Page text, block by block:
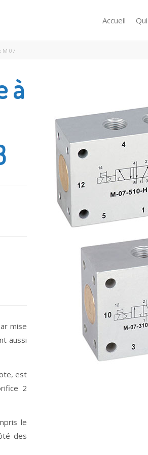
Accueil
M 07
à
mise
aussi
est
2
le
des